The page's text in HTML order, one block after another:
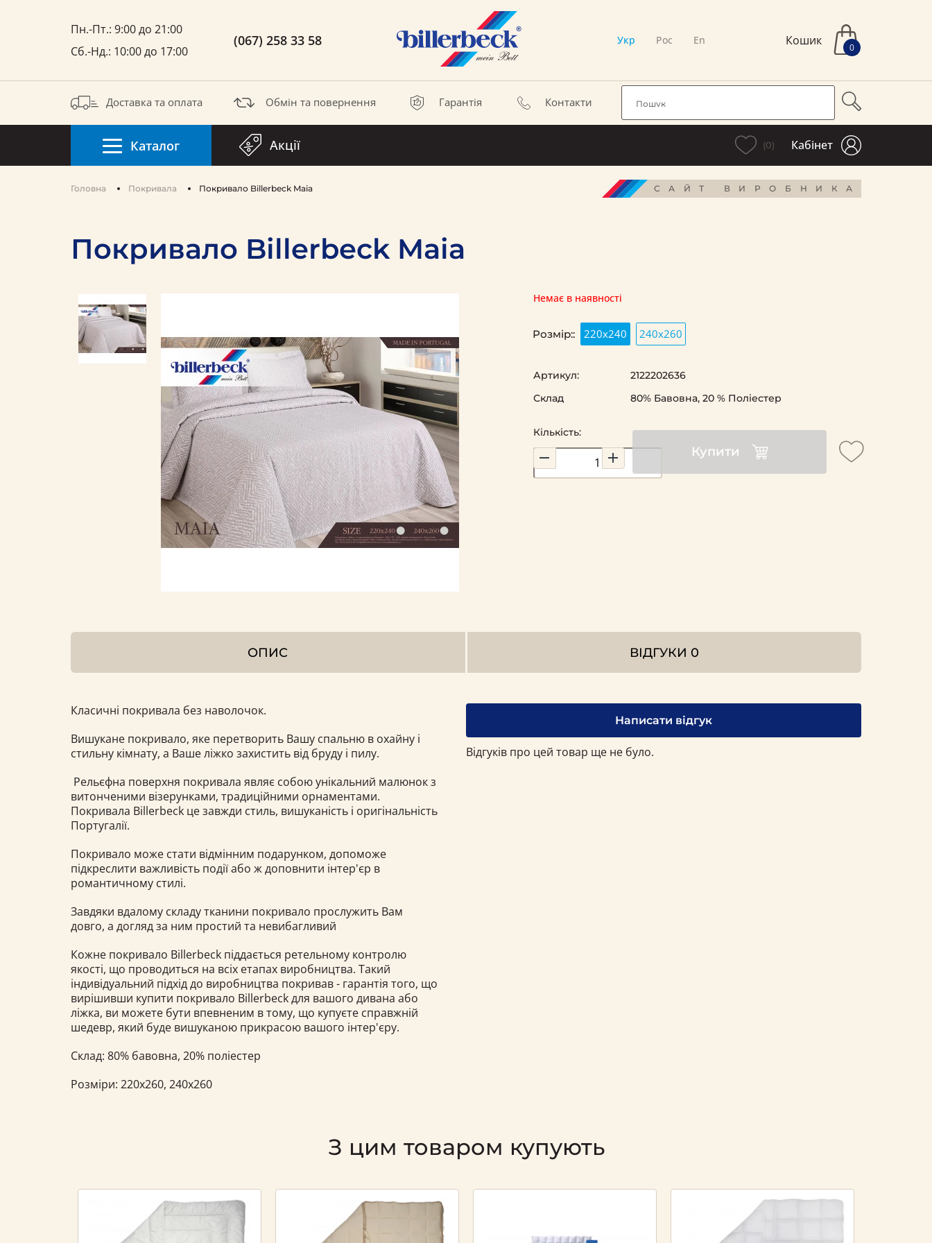
Пн.-Пт.: 9:00 до 21:00
Сб.-Нд.: 10:00 до 17:00
(067) 258 33 58 Укр Рос En Кошик 0
Доставка та оплата Обмін та повернення Гарантія Контакти
Каталог Акції (0) Кабінет
Головна Покривала Покривало Billerbeck Maia САЙТ ВИРОБНИКА
Покривало Billerbeck Maia
Немає в наявності
Розмір:: 220х240 240х260
Кількість:
Купити
Артикул:
2122202636
Склад
80% Бавовна, 20 % Поліестер
ОПИС ВІДГУКИ 0
Класичні покривала без наволочок.
Вишукане покривало, яке перетворить Вашу спальню в охайну і
стильну кімнату, а Ваше ліжко захистить від бруду і пилу.
Рельєфна поверхня покривала являє собою унікальний малюнок з
витонченими візерунками, традиційними орнаментами.
Покривала Billerbeck це завжди стиль, вишуканість і оригінальність
Португалії.
Покривало може стати відмінним подарунком, допоможе
підкреслити важливість події або ж доповнити інтер'єр в
романтичному стилі.
Завдяки вдалому складу тканини покривало прослужить Вам
довго, а догляд за ним простий та невибагливий
Кожне покривало Billerbeck піддається ретельному контролю
якості, що проводиться на всіх етапах виробництва. Такий
індивідуальний підхід до виробництва покривав - гарантія того, що
вирішивши купити покривало Billerbeck для вашого дивана або
ліжка, ви можете бути впевненим в тому, що купуєте справжній
шедевр, який буде вишуканою прикрасою вашого інтер'єру.
Склад: 80% бавовна, 20% поліестер
Розміри: 220х260, 240х260
Написати відгук
Відгуків про цей товар ще не було.
З цим товаром купують